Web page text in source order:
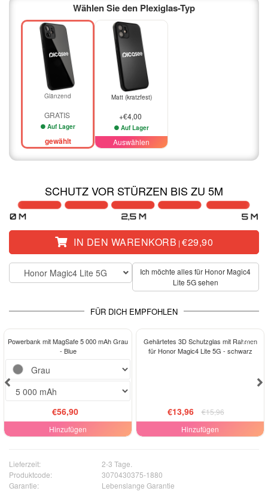
Wählen Sie den Plexiglas-Typ
Glänzend
GRATIS
Auf Lager
gewählt
Matt (kratzfest)
+€4,00
Auf Lager
Auswählen
SCHUTZ VOR STÜRZEN BIS ZU 5M
IN DEN WARENKORB | €29,90
Honor Magic4 Lite 5G
Ich möchte alles für Honor Magic4
Lite 5G sehen
FÜR DICH EMPFOHLEN
Powerbank mit MagSafe 5 000 mAh Grau
- Blue
€56,90
Hinzufügen
-13%
Gehärtetes 3D Schutzglas mit Rahmen
für Honor Magic4 Lite 5G - schwarz
€13,96
€15,96
Hinzufügen
Lieferzeit:
2-3 Tage.
Produktcode:
3070430375-1880
Garantie:
Lebenslange Garantie